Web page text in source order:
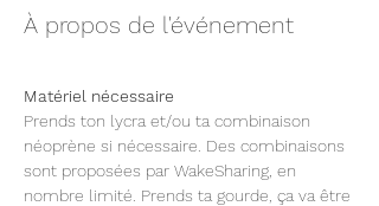
À propos de l'événement
Matériel nécessaire
Prends ton lycra et/ou ta combinaison
néoprène si nécessaire. Des combinaisons
sont proposées par WakeSharing, en
nombre limité. Prends ta gourde, ça va être